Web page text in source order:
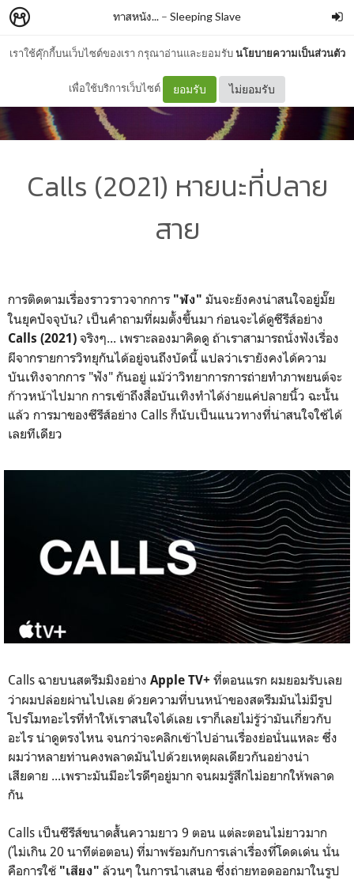
เราใช้คุ๊กกี้บนเว็บไซต์ของเรา กรุณาอ่านและยอมรับนโยบายความเป็นส่วนตัว
เพื่อใช้บริการเว็บไซต์ ยอมรับ ไม่ยอมรับ
ทาสหนัง... – Sleeping Slave
Calls (2021) หายนะที่ปลาย
สาย
การติดตามเรื่องราวราวจากการ "ฟัง" มันจะยังคงน่าสนใจอยู่มั๊ย
ในยุคปัจจุบัน? เป็นคำถามที่ผมตั้งขึ้นมา ก่อนจะได้ดูซีรีส์อย่าง
Calls (2021) จริงๆ... เพราะลองมาคิดดู ถ้าเราสามารถนั่งฟังเรื่อง
ผีจากรายการวิทยุกันได้อยู่จนถึงบัดนี้ แปลว่าเรายังคงได้ความ
บันเทิงจากการ "ฟัง" กันอยู่ แม้ว่าวิทยาการการถ่ายทำภาพยนต์จะ
ก้าวหน้าไปมาก การเข้าถึงสื่อบันเทิงทำได้ง่ายแค่ปลายนิ้ว ฉะนั้น
แล้ว การมาของซีรีส์อย่าง Calls ก็นับเป็นแนวทางที่น่าสนใจใช้ได้
เลยทีเดียว
Calls ฉายบนสตรีมมิงอย่าง Apple TV+ ที่ตอนแรก ผมยอมรับเลย
ว่าผมปล่อยผ่านไปเลย ด้วยความที่บนหน้าของสตรีมมันไม่มีรูป
โปรโมทอะไรที่ทำให้เราสนใจได้เลย เราก็เลยไม่รู้ว่ามันเกี่ยวกับ
อะไร น่าดูตรงไหน จนกว่าจะคลิกเข้าไปอ่านเรื่องย่อนั่นแหละ ซึ่ง
ผมว่าหลายท่านคงพลาดมันไปด้วยเหตุผลเดียวกันอย่างน่า
เสียดาย ...เพราะมันมีอะไรดีๆอยู่มาก จนผมรู้สึกไม่อยากให้พลาด
กัน
Calls เป็นซีรีส์ขนาดสั้นความยาว 9 ตอน แต่ละตอนไม่ยาวมาก
(ไม่เกิน 20 นาทีต่อตอน) ที่มาพร้อมกับการเล่าเรื่องที่โดดเด่น นั่น
คือการใช้ "เสียง" ล้วนๆ ในการนำเสนอ ซึ่งถ่ายทอดออกมาในรูป